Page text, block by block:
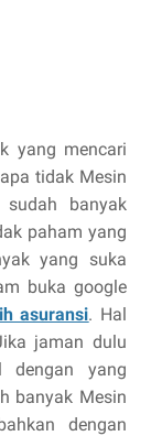
yang mencari
tidak Mesin
sudah banyak
paham yang
yang suka
buka google
asuransi. Hal
jaman dulu
dengan yang
banyak Mesin
dengan